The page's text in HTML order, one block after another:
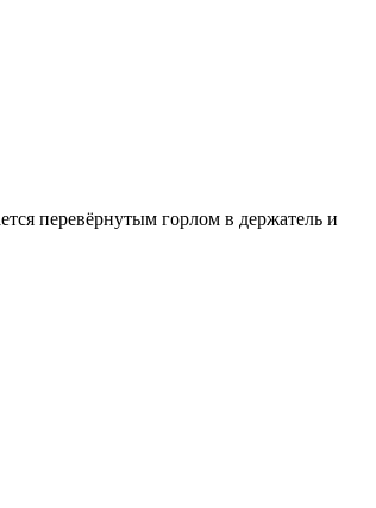
перевёрнутым горлом в держатель и